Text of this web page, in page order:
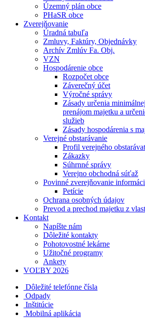
Územný plán obce
PHaSR obce
Zverejňovanie
Úradná tabuľa
Zmluvy, Faktúry, Objednávky
Archív Zmlúv Fa. Obj.
VZN
Hospodárenie obce
Rozpočet obce
Záverečný účet
Výročné správy
Zásady určenia
prenájom majetku a
služieb
Zásady hospodárenia s
Verejné obstarávanie
Profil verejného
Zákazky
Súhrnné správy
Verejno obchodná súťaž
Povinné zverejňovanie
Petície
Ochrana osobných údajov
Prevod a prechod majetku z
Kontakt
Napíšte nám
Dôležité kontakty
Pohotovostné lekárne
Užitočné programy
Ankety
VOĽBY 2026
Dôležité telefónne čísla
Odpady
Inštitúcie
Mobilná aplikácia